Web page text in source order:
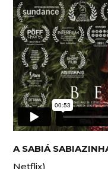
A SABIÁ
Netflix)